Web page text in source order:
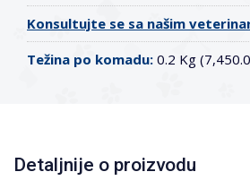
Konsultujte se sa našim
Težina po komadu: 0.2 Kg
Detaljnije o proizvodu